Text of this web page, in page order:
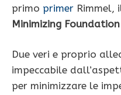
primo primer Rimmel,
Minimizing
Due veri e proprio
impeccabile
per minimizzare le